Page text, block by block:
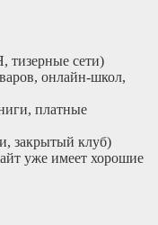
тизерные сети)
онлайн-школ,
платные
закрытый клуб)
уже имеет хорошие